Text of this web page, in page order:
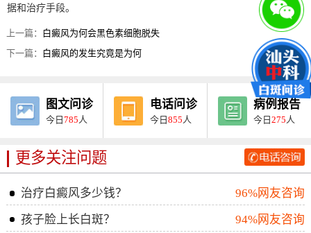
据和治疗手段。
上一篇： 白癜风为何会黑色素细胞脱失
下一篇： 白癜风的发生究竟是为何
图文问诊
今日785 人
电话问诊
今日855 人
病例报告
今日275 人
更多关注问题
治疗白癜风多少钱？
96%网友咨询
孩子脸上长白斑？
94%网友咨询